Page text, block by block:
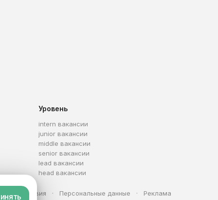
Уровень
intern вакансии
junior вакансии
middle вакансии
senior вакансии
lead вакансии
head вакансии
Условия Персональные данные Реклама